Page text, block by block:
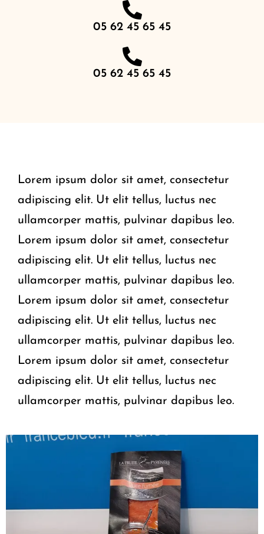
05 62 45 65 45
05 62 45 65 45
Lorem ipsum dolor sit amet, consectetur
adipiscing elit. Ut elit tellus, luctus nec
ullamcorper mattis, pulvinar dapibus leo.
Lorem ipsum dolor sit amet, consectetur
adipiscing elit. Ut elit tellus, luctus nec
ullamcorper mattis, pulvinar dapibus leo.
Lorem ipsum dolor sit amet, consectetur
adipiscing elit. Ut elit tellus, luctus nec
ullamcorper mattis, pulvinar dapibus leo.
Lorem ipsum dolor sit amet, consectetur
adipiscing elit. Ut elit tellus, luctus nec
ullamcorper mattis, pulvinar dapibus leo.